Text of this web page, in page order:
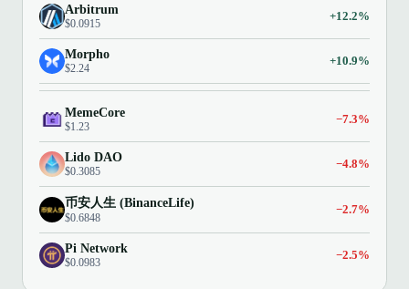
Arbitrum
$0.0915
+12.2%
Morpho
$2.24
+10.9%
MemeCore
$1.23
−7.3%
Lido DAO
$0.3085
−4.8%
币安人生 (BinanceLife)
$0.6848
−2.7%
Pi Network
$0.0983
−2.5%